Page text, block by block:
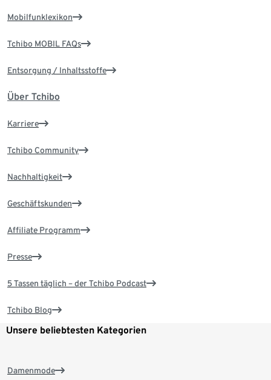
Mobilfunklexikon
Tchibo MOBIL FAQs
Entsorgung / Inhaltsstoffe
Über Tchibo
Karriere
Tchibo Community
Nachhaltigkeit
Geschäftskunden
Affiliate Programm
Presse
5 Tassen täglich – der Tchibo Podcast
Tchibo Blog
Unsere beliebtesten Kategorien
Damenmode